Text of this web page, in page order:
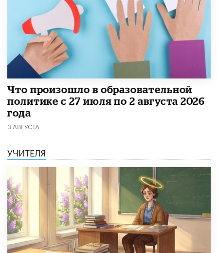
​Что произошло в образовательной
политике с 27 июля по 2 августа 2026
года
3 АВГУСТА
УЧИТЕЛЯ